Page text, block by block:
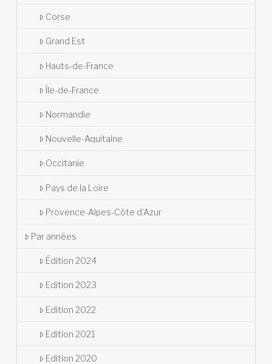
Corse
Grand Est
Hauts-de-France
Île-de-France
Normandie
Nouvelle-Aquitaine
Occitanie
Pays de la Loire
Provence-Alpes-Côte d’Azur
Par années
Édition 2024
Edition 2023
Edition 2022
Edition 2021
Edition 2020